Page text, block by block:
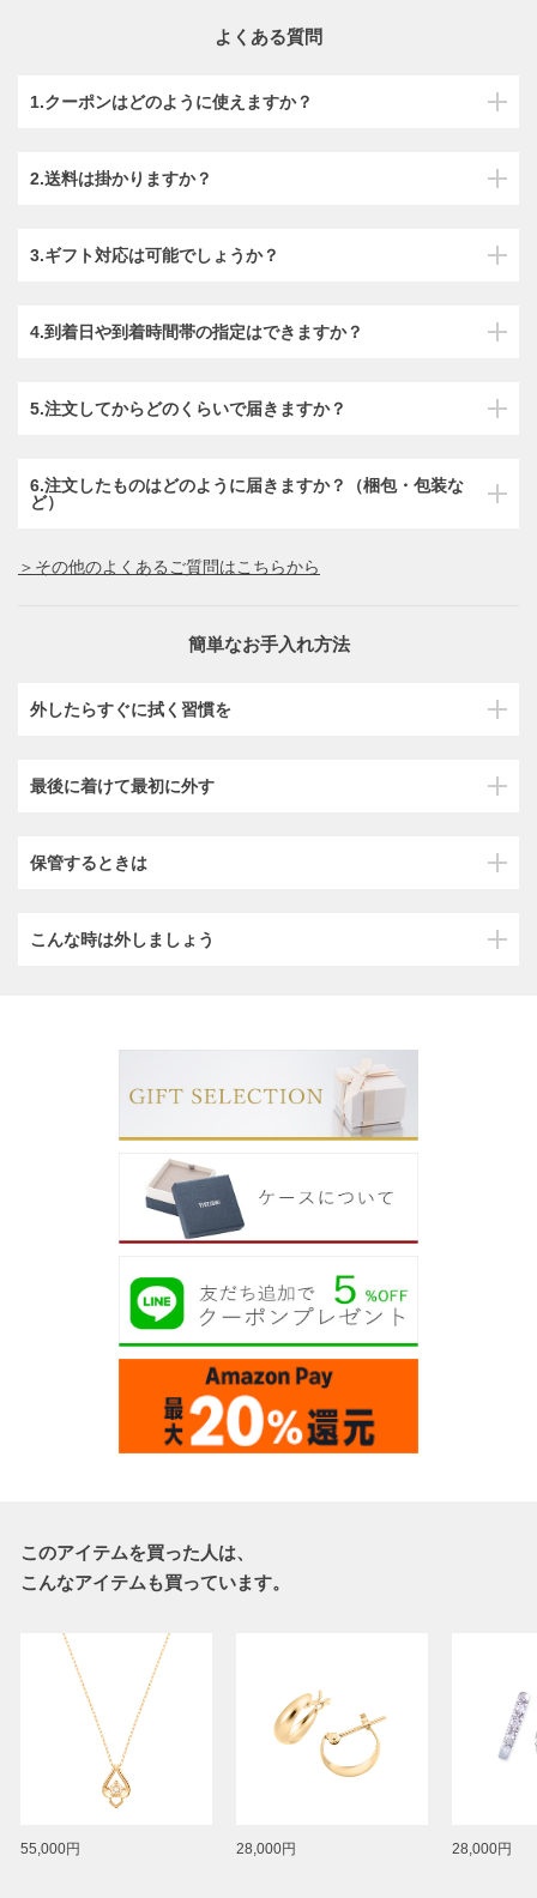
よくある質問
1.クーポンはどのように使えますか？
2.送料は掛かりますか？
3.ギフト対応は可能でしょうか？
4.到着日や到着時間帯の指定はできますか？
5.注文してからどのくらいで届きますか？
6.注文したものはどのように届きますか？（梱包・包装な
ど）
＞その他のよくあるご質問はこちらから
簡単なお手入れ方法
外したらすぐに拭く習慣を
最後に着けて最初に外す
保管するときは
こんな時は外しましょう
このアイテムを買った人は、
こんなアイテムも買っています。
55,000円 28,000円 28,000円